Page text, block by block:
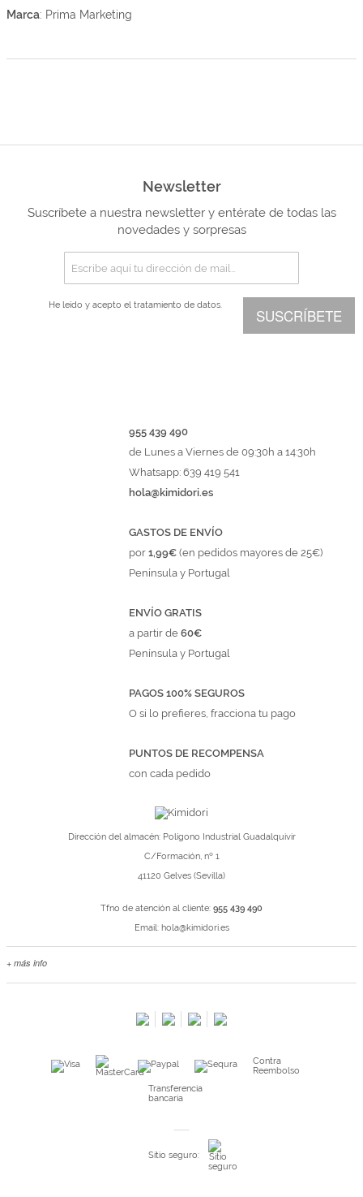
Marca: Prima Marketing
Newsletter
Suscríbete a nuestra newsletter y entérate de todas las
novedades y sorpresas
SUSCRÍBETE
He leído y acepto el tratamiento de datos.
955 439 490
de Lunes a Viernes de 09:30h a 14:30h
Whatsapp: 639 419 541
hola@kimidori.es
GASTOS DE ENVÍO
por1,99€(en pedidos mayores de 25€)
Península y Portugal
ENVÍO GRATIS
a partir de60€
Península y Portugal
PAGOS 100% SEGUROS
O si lo prefieres, fracciona tu pago
PUNTOS DE RECOMPENSA
con cada pedido
Dirección del almacén: Polígono Industrial Guadalquivir
C/Formación, nº 1
41120 Gelves (Sevilla)
Tfno de atención al cliente: 955 439 490
Email: hola@kimidori.es
+ más info
Kimidori PRINT, nuestro servicio de impresión de fotos
Contra
Reembolso
Transferencia
bancaria
Sitio seguro: